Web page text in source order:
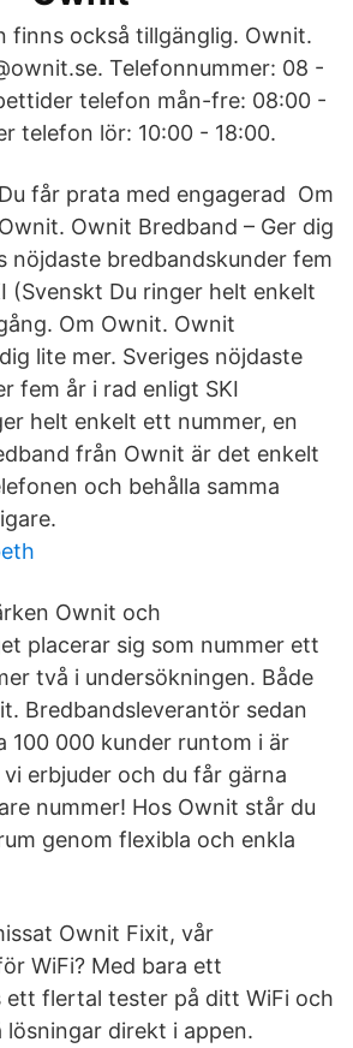
finns också tillgänglig. Ownit.
Telefonnummer: 08 -
telefon mån-fre: 08:00 -
telefon lör: 10:00 - 18:00.
Du får prata med engagerad Om
Ownit. Ownit Bredband – Ger dig
nöjdaste bredbandskunder fem
(Svenskt Du ringer helt enkelt
Om Ownit. Ownit
lite mer. Sveriges nöjdaste
fem år i rad enligt SKI
helt enkelt ett nummer, en
från Ownit är det enkelt
och behålla samma
Ownit och
placerar sig som nummer ett
två i undersökningen. Både
Bredbandsleverantör sedan
100 000 kunder runtom i är
erbjuder och du får gärna
nummer! Hos Ownit står du
genom flexibla och enkla
Ownit Fixit, vår
WiFi? Med bara ett
flertal tester på ditt WiFi och
direkt i appen.